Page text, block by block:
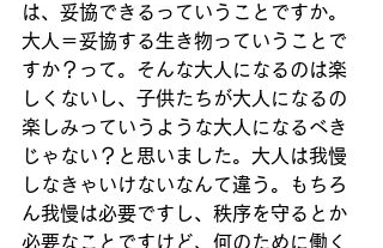
は、妥協できるっていうことですか。
大人＝妥協する生き物っていうことで
すか？って。そんな大人になるのは楽
しくないし、子供たちが大人になるの
楽しみっていうような大人になるべき
じゃない？と思いました。大人は我慢
しなきゃいけないなんて違う。もちろ
ん我慢は必要ですし、秩序を守るとか
必要なことですけど、何のために働く